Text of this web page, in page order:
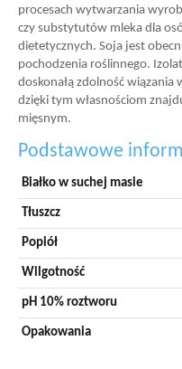
procesach wytwarzania
czy substytutów mleka dla
dietetycznych. Soja jest
pochodzenia roślinnego.
doskonałą zdolność wiązania
dzięki tym własnościom
mięsnym.
Podstawowe
Białko w suchej masie
Tłuszcz
Popiół
Wilgotność
pH 10% roztworu
Opakowania